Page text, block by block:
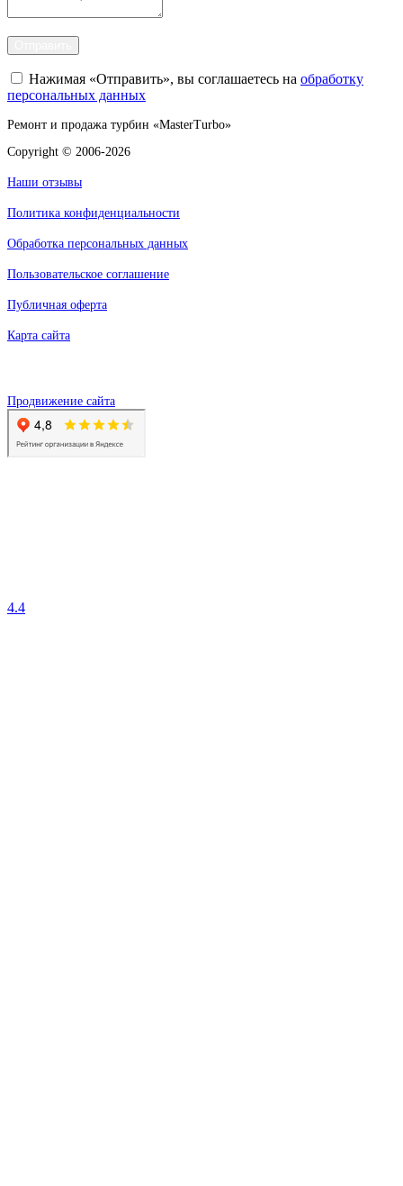
Нажимая «Отправить», вы соглашаетесь на обработку
персональных данных
Ремонт и продажа турбин «MasterTurbo»
Copyright © 2006-2026
Наши отзывы
Политика конфиденциальности
Обработка персональных данных
Пользовательское соглашение
Публичная оферта
Карта сайта
Продвижение сайта
4.4